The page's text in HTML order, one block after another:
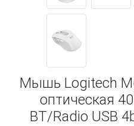
Мышь Logitech
оптическая
BT/Radio USB